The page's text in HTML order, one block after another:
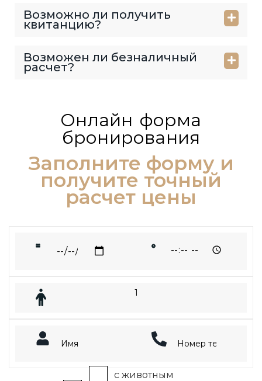
Возможно ли получить
квитанцию?
Возможен ли безналичный
расчет?
Онлайн форма
бронирования
Заполните форму и
получите точный
расчет цены
с животным